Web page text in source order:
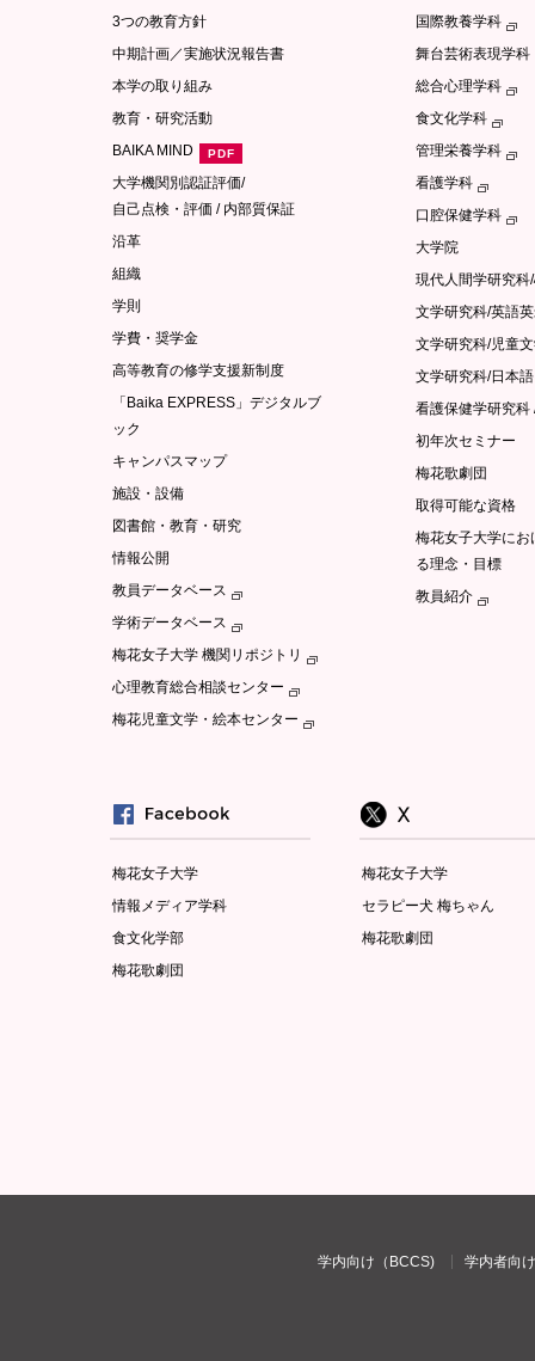
3つの教育方針
中期計画／実施状況報告書
本学の取り組み
教育・研究活動
BAIKA MIND
大学機関別認証評価/
自己点検・評価 / 内部質保証
沿革
組織
学則
学費・奨学金
高等教育の修学支援新制度
「Baika EXPRESS」デジタルブ
ック
キャンパスマップ
施設・設備
図書館・教育・研究
情報公開
教員データベース
学術データベース
梅花女子大学 機関リポジトリ
心理教育総合相談センター
梅花児童文学・絵本センター
国際教養学科
舞台芸術表現学科
総合心理学科
食文化学科
管理栄養学科
看護学科
口腔保健学科
大学院
現代人間学研究科
文学研究科/英語
文学研究科/児童
文学研究科/日本
看護保健学研究科
初年次セミナー
梅花歌劇団
取得可能な資格
梅花女子大学に
る理念・目標
教員紹介
梅花女子大学
情報メディア学科
食文化学部
梅花歌劇団
梅花女子大学
セラピー犬 梅ちゃん
梅花歌劇団
学内向け（BCCS) 学内者向